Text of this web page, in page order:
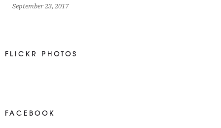
September 23, 2017
FLICKR PHOTOS
FACEBOOK